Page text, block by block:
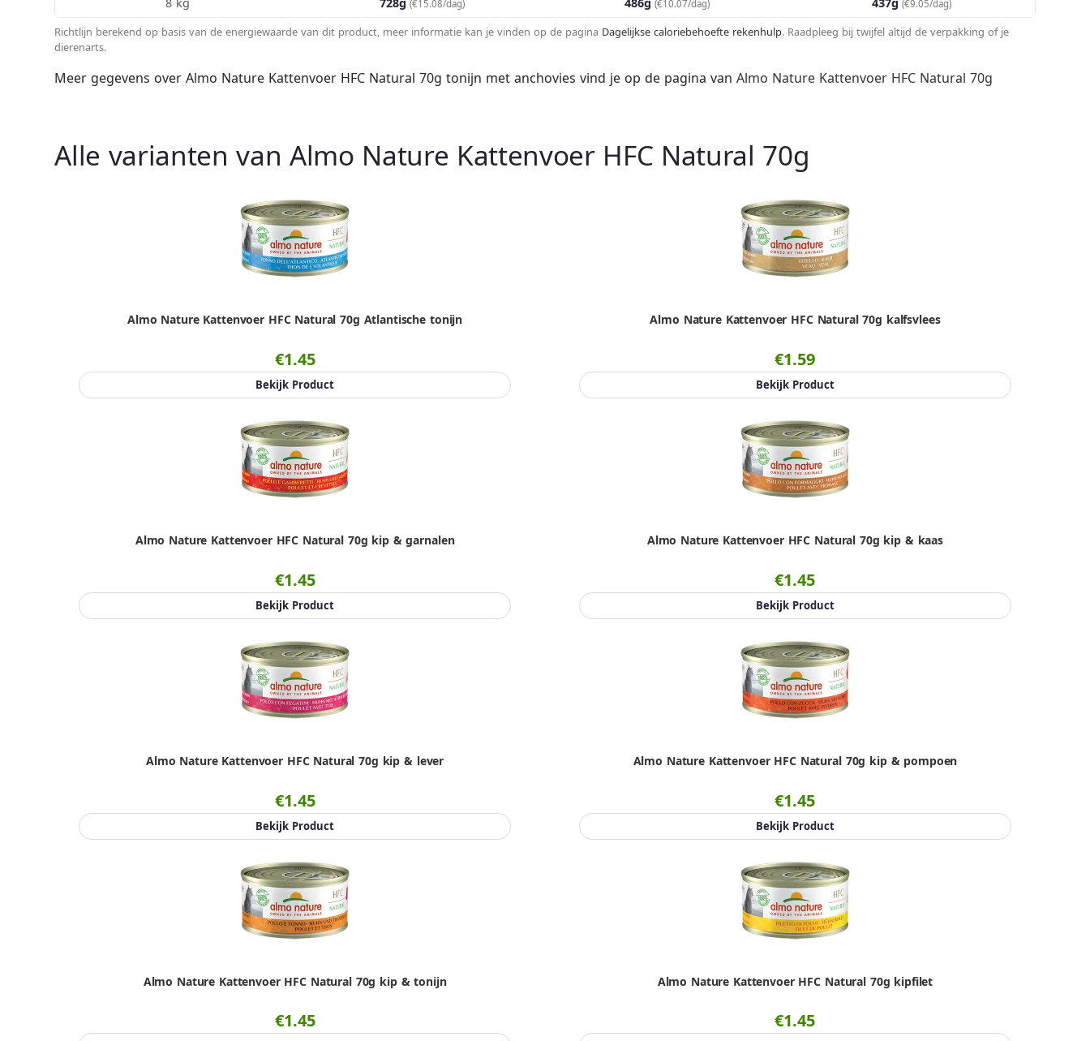
(€15.08/dag) (€10.07/dag) (€9.05/dag)
Richtlijn berekend op basis van de energiewaarde van dit product, meer informatie kan je vinden op de pagina Dagelijkse caloriebehoefte rekenhulp. Raadpleeg bij twijfel altijd de verpakking of je
dierenarts.
Meer gegevens over Almo Nature Kattenvoer HFC Natural 70g tonijn met anchovies vind je op de pagina vanAlmo Nature Kattenvoer HFC Natural 70g
Alle varianten van Almo Nature Kattenvoer HFC Natural 70g
Almo Nature Kattenvoer HFC Natural 70g Atlantische tonijn
€1.45
Bekijk Product
Almo Nature Kattenvoer HFC Natural 70g kalfsvlees
€1.59
Bekijk Product
Almo Nature Kattenvoer HFC Natural 70g kip & garnalen
€1.45
Bekijk Product
Almo Nature Kattenvoer HFC Natural 70g kip & kaas
€1.45
Bekijk Product
Almo Nature Kattenvoer HFC Natural 70g kip & lever
€1.45
Bekijk Product
Almo Nature Kattenvoer HFC Natural 70g kip & pompoen
€1.45
Bekijk Product
Almo Nature Kattenvoer HFC Natural 70g kip & tonijn
€1.45
Almo Nature Kattenvoer HFC Natural 70g kipfilet
€1.45